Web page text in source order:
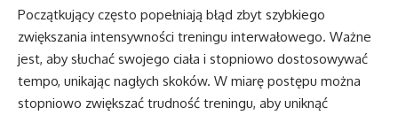
Początkujący często popełniają błąd zbyt szybkiego
zwiększania intensywności treningu interwałowego. Ważne
jest, aby słuchać swojego ciała i stopniowo dostosowywać
tempo, unikając nagłych skoków. W miarę postępu można
stopniowo zwiększać trudność treningu, aby uniknąć